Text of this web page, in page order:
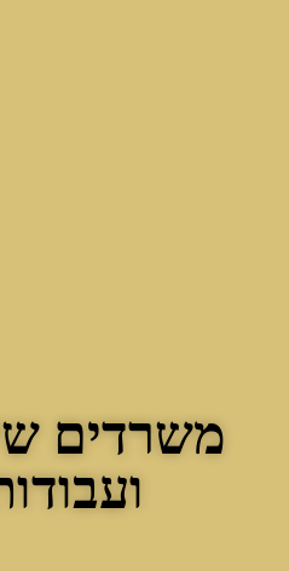
משרדים